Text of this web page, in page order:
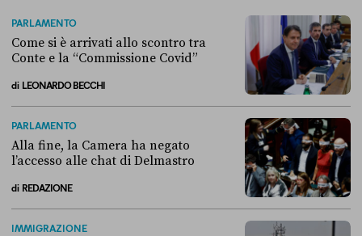
PARLAMENTO
Come si è arrivati allo scontro tra
Conte e la “Commissione Covid”
di LEONARDO BECCHI
PARLAMENTO
Alla fine, la Camera ha negato
l’accesso alle chat di Delmastro
di REDAZIONE
IMMIGRAZIONE